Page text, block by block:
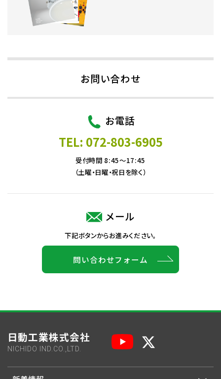
お問い合わせ
お電話
TEL: 072-803-6905
受付時間 8:45～17:45
（土曜・日曜・祝日を除く）
メール
下記ボタンからお進みください。
問い合わせフォーム
日動工業株式会社
NICHIDO IND.CO.,LTD.